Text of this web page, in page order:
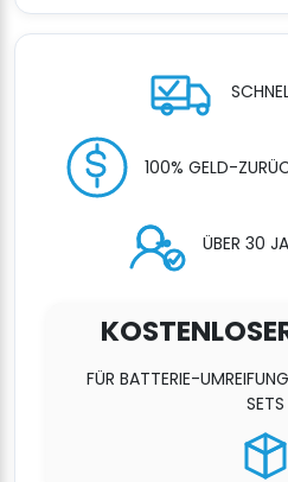
12
mm
100% GELD-
ÜBER 30
FÜR BATTERIE-
SETS